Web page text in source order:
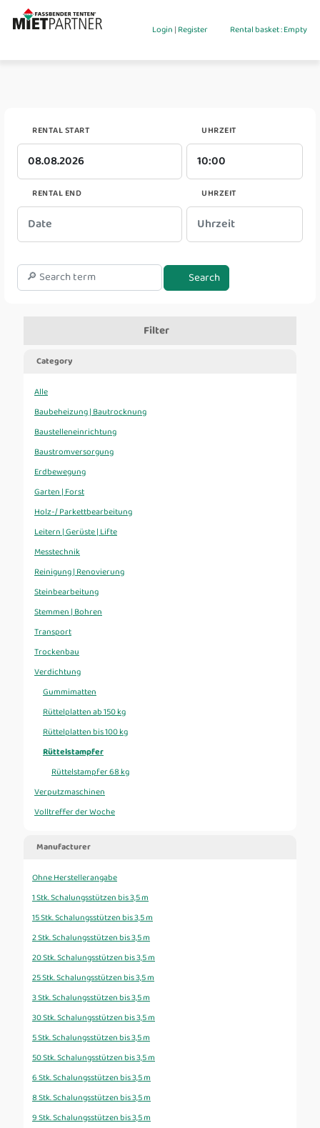
Login|Register Rental basket : Empty
RENTAL START UHRZEIT
RENTAL END UHRZEIT
Search
Filter
Category
Alle
Baubeheizung | Bautrocknung
Baustelleneinrichtung
Baustromversorgung
Erdbewegung
Garten | Forst
Holz-/ Parkettbearbeitung
Leitern | Gerüste | Lifte
Messtechnik
Reinigung | Renovierung
Steinbearbeitung
Stemmen | Bohren
Transport
Trockenbau
Verdichtung
Gummimatten
Rüttelplatten ab 150 kg
Rüttelplatten bis 100 kg
Rüttelstampfer
Rüttelstampfer 68 kg
Verputzmaschinen
Volltreffer der Woche
Manufacturer
Ohne Herstellerangabe
1 Stk. Schalungsstützen bis 3,5 m
15 Stk. Schalungsstützen bis 3,5 m
2 Stk. Schalungsstützen bis 3,5 m
20 Stk. Schalungsstützen bis 3,5 m
25 Stk. Schalungsstützen bis 3,5 m
3 Stk. Schalungsstützen bis 3,5 m
30 Stk. Schalungsstützen bis 3,5 m
5 Stk. Schalungsstützen bis 3,5 m
50 Stk. Schalungsstützen bis 3,5 m
6 Stk. Schalungsstützen bis 3,5 m
8 Stk. Schalungsstützen bis 3,5 m
9 Stk. Schalungsstützen bis 3,5 m